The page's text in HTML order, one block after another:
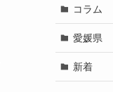
コラム
愛媛県
新着